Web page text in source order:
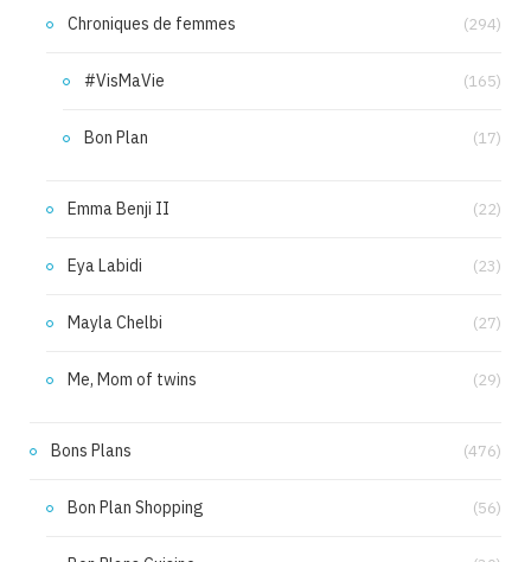
Chroniques de femmes (294)
#VisMaVie (165)
Bon Plan (17)
Emma Benji II (22)
Eya Labidi (23)
Mayla Chelbi (27)
Me, Mom of twins (29)
Bons Plans (476)
Bon Plan Shopping (56)